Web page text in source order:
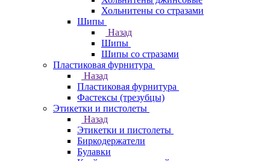
Хольнитены со стразами
Шипы
Назад
Шипы
Шипы со стразами
Пластиковая фурнитура
Назад
Пластиковая фурнитура
Фастексы (трезубцы)
Этикетки и пистолеты
Назад
Этикетки и пистолеты
Биркодержатели
Булавки